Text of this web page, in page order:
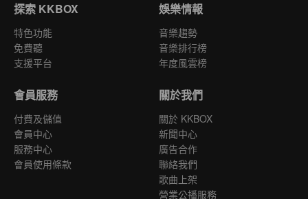
探索 KKBOX
特色功能
免費聽
支援平台
娛樂情報
音樂趨勢
音樂排行榜
年度風雲榜
會員服務
付費及儲值
會員中心
服務中心
會員使用條款
關於我們
關於 KKBOX
新聞中心
廣告合作
聯絡我們
歌曲上架
營業公播服務